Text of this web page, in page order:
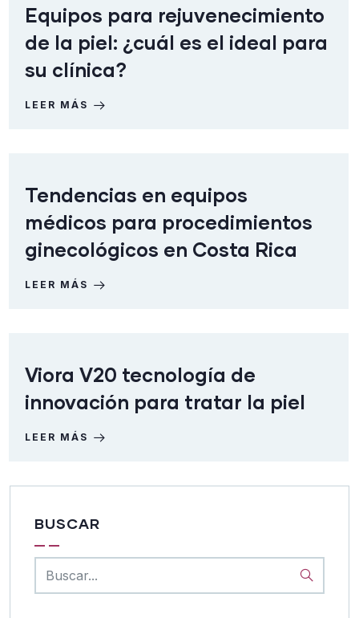
Equipos para rejuvenecimiento
de la piel: ¿cuál es el ideal para
su clínica?
LEER MÁS
Tendencias en equipos
médicos para procedimientos
ginecológicos en Costa Rica
LEER MÁS
Viora V20 tecnología de
innovación para tratar la piel
LEER MÁS
BUSCAR